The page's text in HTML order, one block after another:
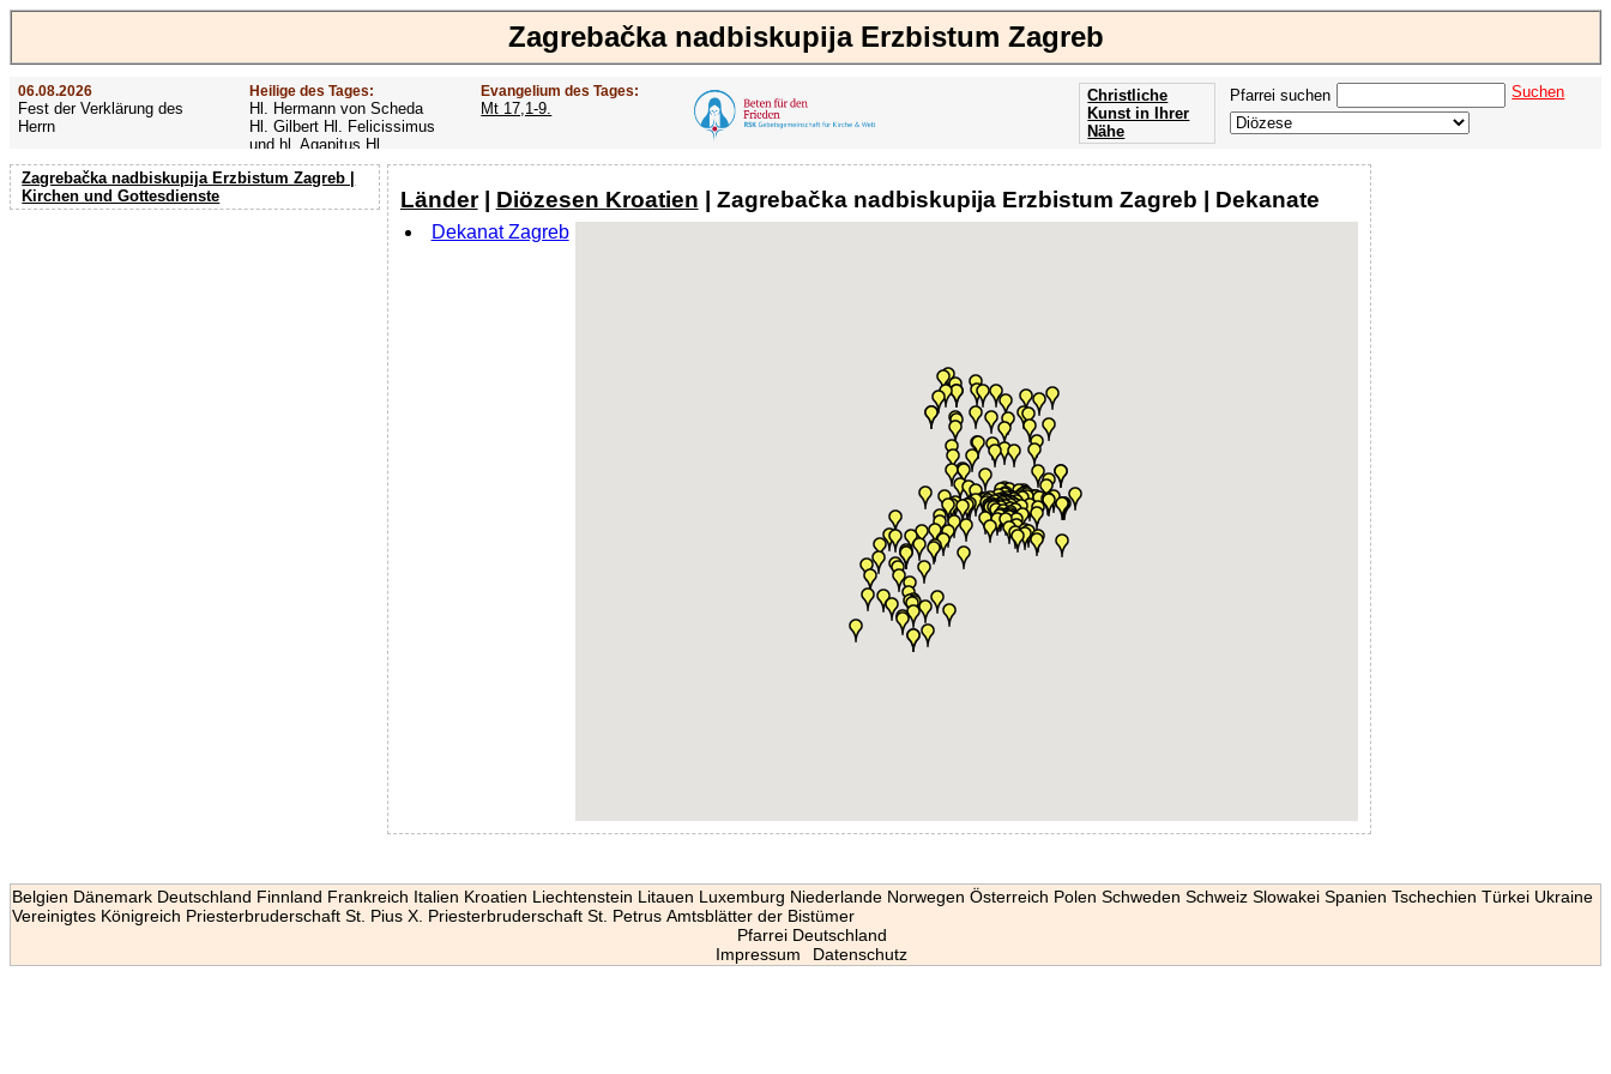
Zagrebačka nadbiskupija Erzbistum Zagreb
06.08.2026
Fest der Verklärung des
Herrn
Heilige des Tages:
Hl. Hermann von Scheda
Hl. Gilbert Hl. Felicissimus
und hl. Agapitus Hl.
Gezelinus (Gozelin)
Evangelium des Tages:
Mt 17,1-9.
Pfarrei suchen Suchen
Christliche
Kunst in Ihrer
Nähe
Zagrebačka nadbiskupija Erzbistum Zagreb |
Kirchen und Gottesdienste
Länder| Diözesen Kroatien | Zagrebačka nadbiskupija Erzbistum Zagreb | Dekanate
Dekanat Zagreb
Belgien Dänemark Deutschland Finnland Frankreich Italien Kroatien Liechtenstein Litauen Luxemburg Niederlande Norwegen Österreich Polen Schweden Schweiz Slowakei Spanien Tschechien Türkei Ukraine
Vereinigtes Königreich Priesterbruderschaft St. Pius X. Priesterbruderschaft St. Petrus Amtsblätter der Bistümer
Pfarrei Deutschland
Impressum
Datenschutz